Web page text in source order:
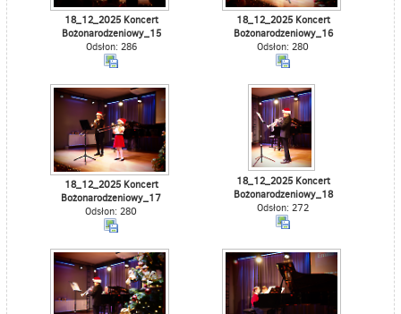
18_12_2025 Koncert
Bożonarodzeniowy_15
Odsłon: 286
18_12_2025 Koncert
Bożonarodzeniowy_16
Odsłon: 280
18_12_2025 Koncert
Bożonarodzeniowy_17
Odsłon: 280
18_12_2025 Koncert
Bożonarodzeniowy_18
Odsłon: 272